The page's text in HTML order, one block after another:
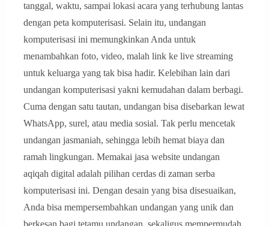
tanggal, waktu, sampai lokasi acara yang terhubung lantas
dengan peta komputerisasi. Selain itu, undangan
komputerisasi ini memungkinkan Anda untuk
menambahkan foto, video, malah link ke live streaming
untuk keluarga yang tak bisa hadir. Kelebihan lain dari
undangan komputerisasi yakni kemudahan dalam berbagi.
Cuma dengan satu tautan, undangan bisa disebarkan lewat
WhatsApp, surel, atau media sosial. Tak perlu mencetak
undangan jasmaniah, sehingga lebih hemat biaya dan
ramah lingkungan. Memakai jasa website undangan
aqiqah digital adalah pilihan cerdas di zaman serba
komputerisasi ini. Dengan desain yang bisa disesuaikan,
Anda bisa mempersembahkan undangan yang unik dan